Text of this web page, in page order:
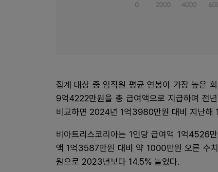
집계 대상 중 임직원 평균 연봉이 가장 높은
9억4222만원을 총 급여액으로 지급하며 전
비교하면 2024년 1억3980만원 대비 지난해
비아트리스코리아는 1인당 급여액 1억4526
액 1억3587만원 대비 약 1000만원 오른 수
원으로 2023년보다 14.5% 늘었다.